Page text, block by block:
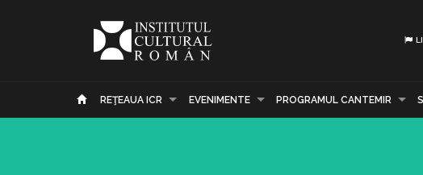
REŢEAUA ICR EVENIMENTE PROGRAMUL CANTEMIR